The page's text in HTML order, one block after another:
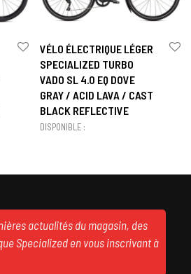
VÉLO ÉLECTRIQUE LÉGER
SPECIALIZED TURBO
VADO SL 4.0 EQ DOVE
GRAY / ACID LAVA / CAST
BLACK REFLECTIVE
DISPONIBLE :
actualités du magasin, des
Specialized en vous inscrivant à